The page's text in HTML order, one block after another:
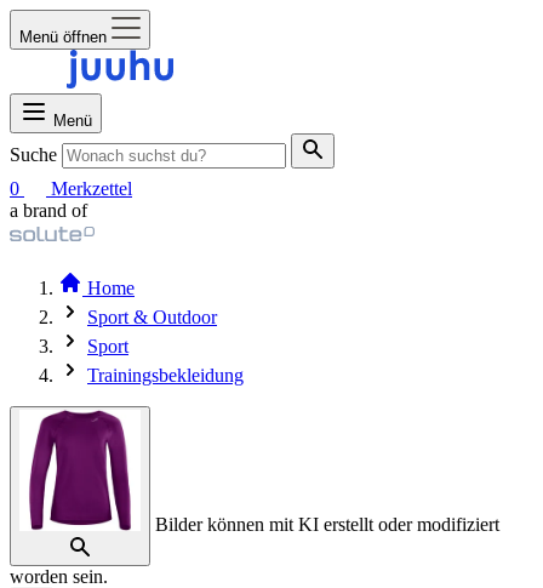
Menü öffnen
Menü
Suche
0
Merkzettel
a brand of
Home
Sport & Outdoor
Sport
Trainingsbekleidung
Bilder können mit KI erstellt oder modifiziert
worden sein.